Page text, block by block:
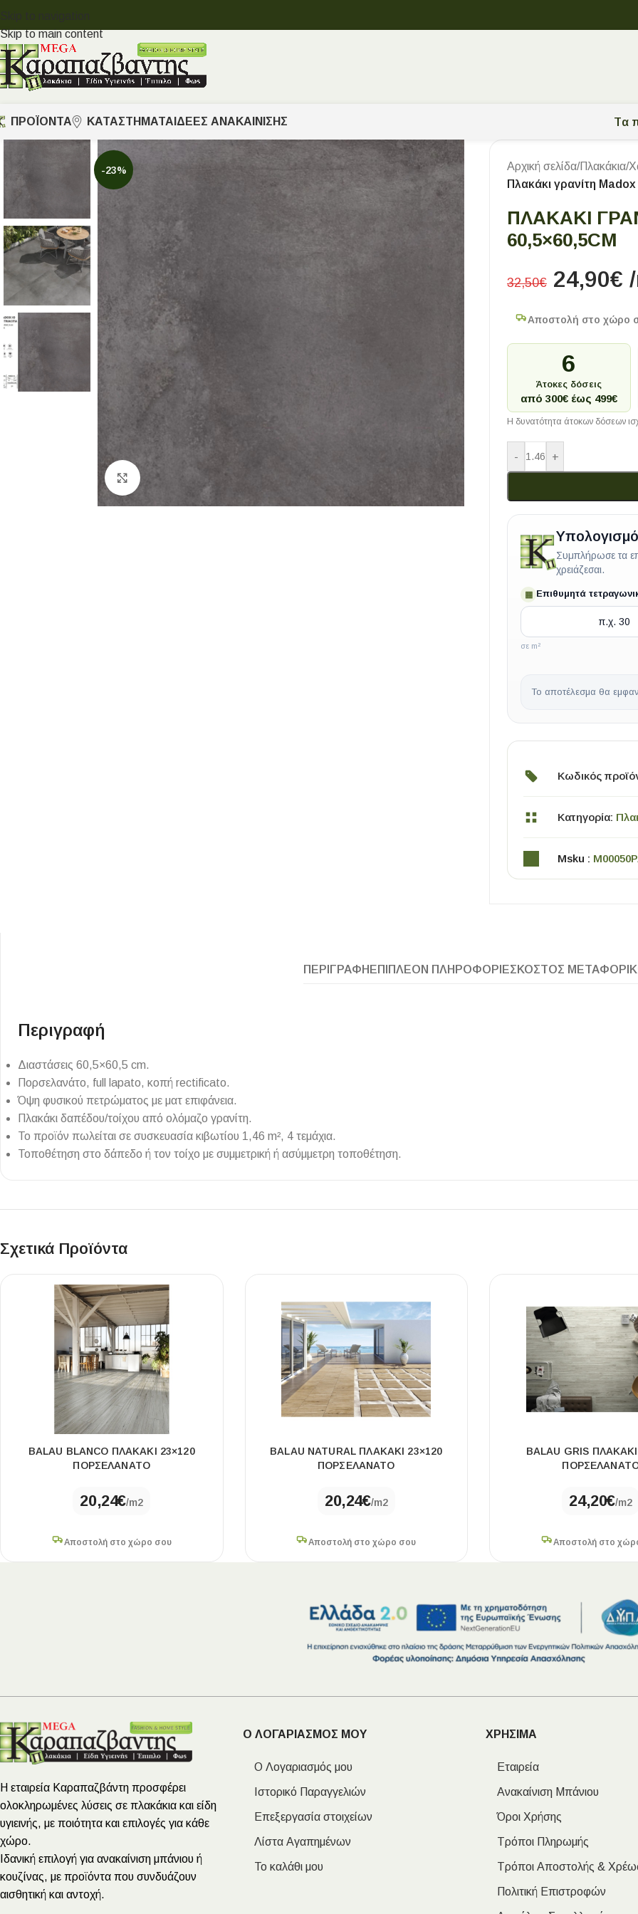
Skip to navigation
Skip to main content
ΠΡΟΪΟΝΤΑ ΚΑΤΑΣΤΗΜΑΤΑ ΙΔΈΕΣ ΑΝΑΚΑΊΝΙΣΗΣ Tα
-23%
Κλικ για μεγέθυνση
Αρχική σελίδα/Πλακάκια/
Πλακάκι γρανίτη
ΠΛΑΚΆΚΙ
60,5×60,5CM
32,50€ 24,90€
Αποστολή στο χώρο
6
Άτοκες δόσεις
από 300€ έως 499€
Η δυνατότητα άτοκων δόσεων
- +
Συμπλήρωσε τα
χρειάζεσαι.
▦ Επιθυμητά
σε m²
Το αποτέλεσμα θα
Κωδικός
Κατηγορία:
Msku :
ΠΕΡΙΓΡΑΦΉ ΕΠΙΠΛΈΟΝ ΠΛΗΡΟΦΟΡΊΕΣ ΚΌΣΤΟΣ
Περιγραφή
Διαστάσεις 60,5×60,5 cm.
Πορσελανάτο, full lapato, κοπή rectificato.
Όψη φυσικού πετρώματος με ματ επιφάνεια.
Πλακάκι δαπέδου/τοίχου από ολόμαζο γρανίτη.
Το προϊόν πωλείται σε συσκευασία κιβωτίου 1,46 m², 4 τεμάχια.
Τοποθέτηση στο δάπεδο ή τον τοίχο με συμμετρική ή ασύμμετρη τοποθέτηση.
Σχετικά Προϊόντα
BALAU BLANCO ΠΛΑΚΑΚΙ 23×120
ΠΟΡΣΕΛΑΝΑΤΟ
20,24€/m2
Αποστολή στο χώρο σου
BALAU NATURAL ΠΛΑΚΑΚΙ 23×120
ΠΟΡΣΕΛΑΝΑΤΟ
20,24€/m2
Αποστολή στο χώρο σου
BALAU GRIS
24,20€/m2
Αποστολή στο
Η εταιρεία Καραπαζβάντη προσφέρει
ολοκληρωμένες λύσεις σε πλακάκια και είδη
υγιεινής, με ποιότητα και επιλογές για κάθε
χώρο.
Ιδανική επιλογή για ανακαίνιση μπάνιου ή
κουζίνας, με προϊόντα που συνδυάζουν
αισθητική και αντοχή.
Ο ΛΟΓΑΡΙΑΣΜΟΣ ΜΟΥ
Ο Λογαριασμός μου
Ιστορικό Παραγγελιών
Επεξεργασία στοιχείων
Λίστα Αγαπημένων
Το καλάθι μου
ΧΡΗΣΙΜΑ
Εταιρεία
Ανακαίνιση Μπάνιου
Όροι Χρήσης
Τρόποι Πληρωμής
Τρόποι Αποστολής &
Πολιτική Επιστροφών